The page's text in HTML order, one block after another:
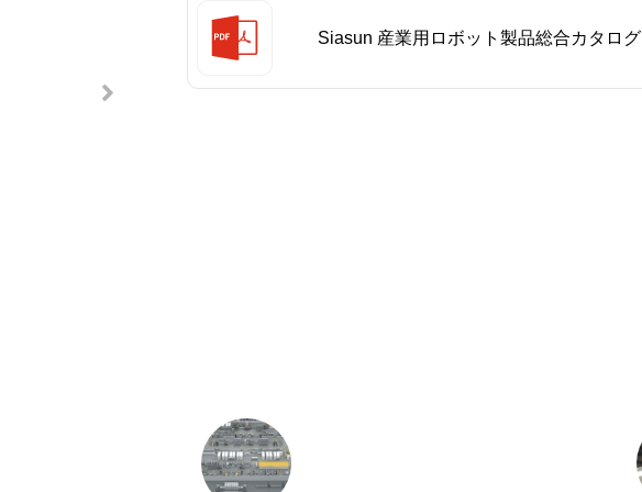
Siasun 産業用ロボット製品総合カタログ